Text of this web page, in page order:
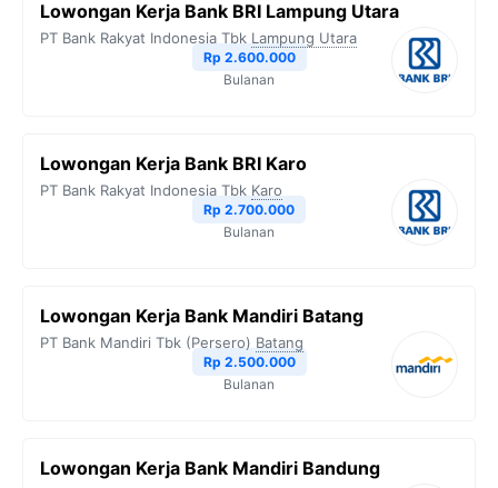
Lowongan Kerja Bank BRI Lampung Utara
PT Bank Rakyat Indonesia Tbk Lampung Utara
Rp 2.600.000
Bulanan
Lowongan Kerja Bank BRI Karo
PT Bank Rakyat Indonesia Tbk Karo
Rp 2.700.000
Bulanan
Lowongan Kerja Bank Mandiri Batang
PT Bank Mandiri Tbk (Persero) Batang
Rp 2.500.000
Bulanan
Lowongan Kerja Bank Mandiri Bandung